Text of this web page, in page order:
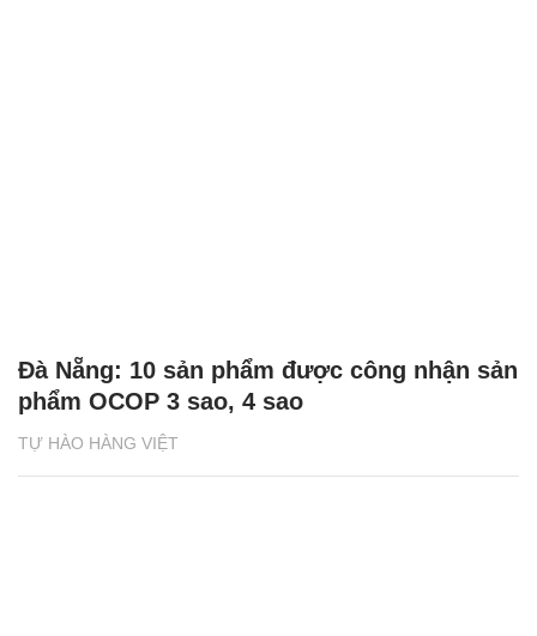
TỰ HÀO HÀNG VIỆT
Đà Nẵng: 10 sản phẩm được công nhận sản
phẩm OCOP 3 sao, 4 sao